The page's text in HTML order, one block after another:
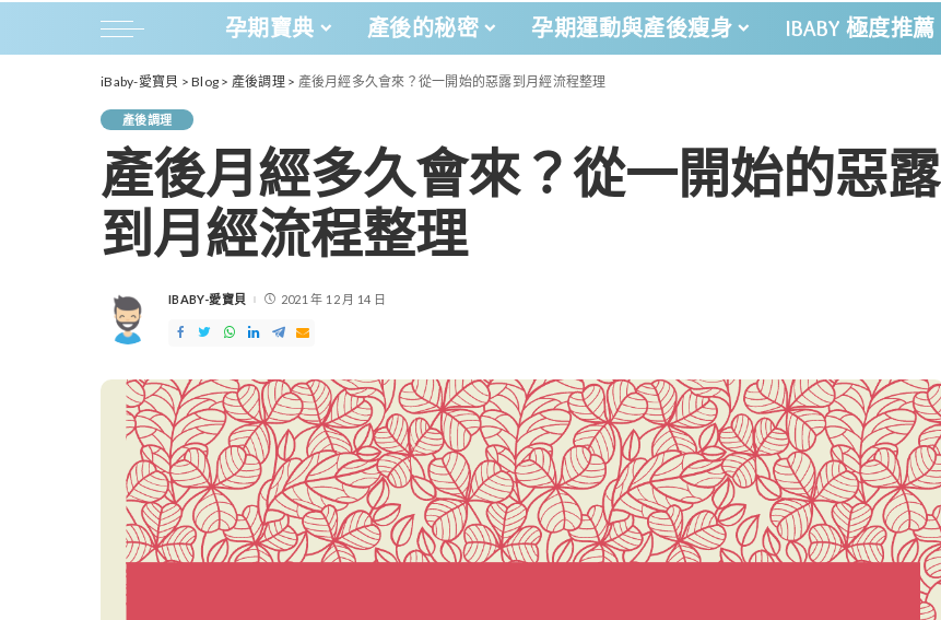
孕期寶典 產後的秘密 孕期運動與產後瘦身 IBABY 極度推薦
iBaby-愛寶貝 >Blog > 產後調理> 產後月經多久會來？從一開始的惡露到月經流程整理
產後調理
產後月經多久會來？從一開始的惡露
到月經流程整理
POSTED
IBABY-愛寶貝 2021 年 12 月 14 日